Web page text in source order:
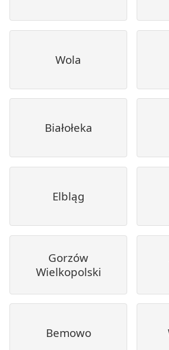
Wola
Białołeka
Elbląg
Gorzów
Wielkopolski
Bemowo